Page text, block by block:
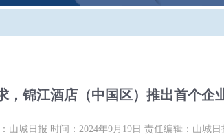
，锦江酒店（中国区）推出首个企
山城日报 时间：2024年9月19日 责任编辑：山城日